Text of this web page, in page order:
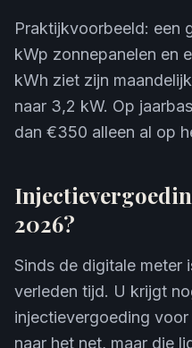
Praktijkvoorbeeld: een
kWp zonnepanelen en
kWh ziet zijn
naar 3,2 kW. Op
dan €350 alleen al op
2026?
Sinds de digitale meter
verleden tijd. U krijgt
injectievergoeding
naar het net, maar die